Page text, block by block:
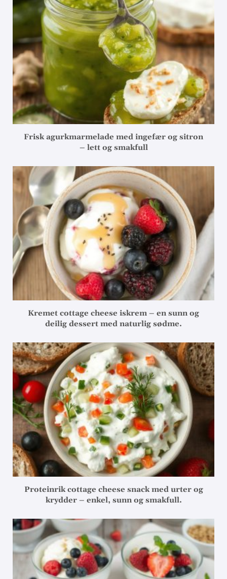
Frisk agurkmarmelade med ingefær og sitron
– lett og smakfull
Kremet cottage cheese iskrem – en sunn og
deilig dessert med naturlig sødme.
Proteinrik cottage cheese snack med urter og
krydder – enkel, sunn og smakfull.